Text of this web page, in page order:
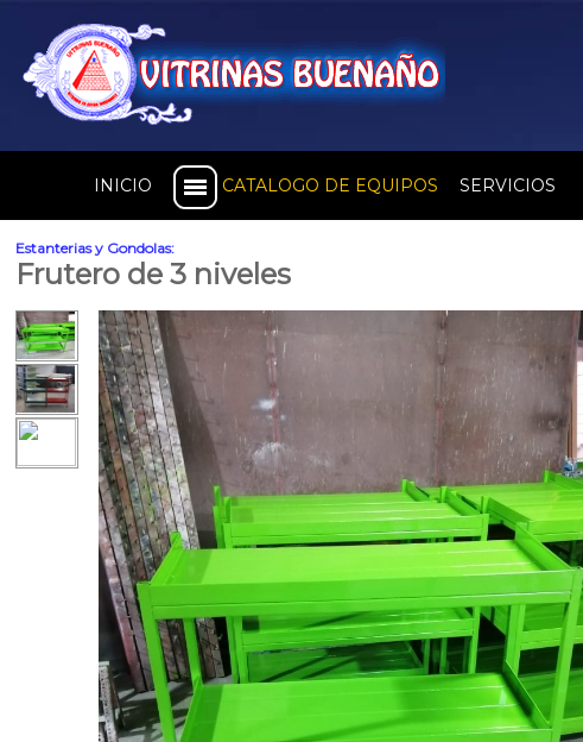
INICIO CATALOGO DE EQUIPOS SERVICIOS
Estanterias y Gondolas:
Frutero de 3 niveles